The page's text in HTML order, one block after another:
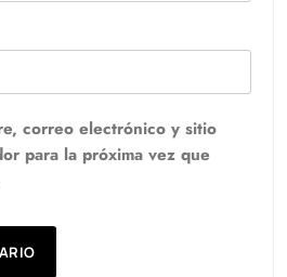
correo electrónico y sitio
para la próxima vez que